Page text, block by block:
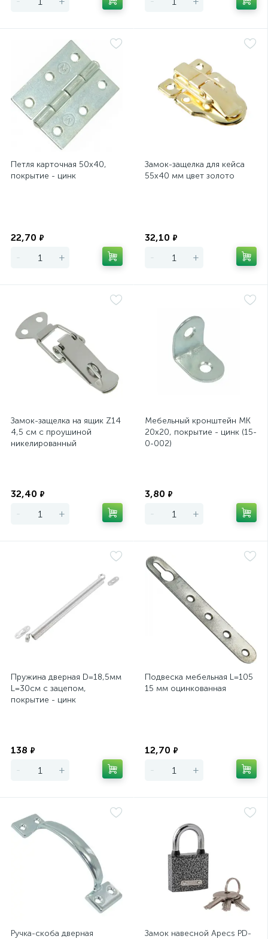
Петля карточная 50х40,
покрытие - цинк
22,70 ₽
- +
Замок-защелка для кейса
55х40 мм цвет золото
32,10 ₽
- +
Замок-защелка на ящик Z14
4,5 см с проушиной
никелированный
32,40 ₽
- +
Мебельный кронштейн МК
20х20, покрытие - цинк (15-
0-002)
3,80 ₽
- +
Пружина дверная D=18,5мм
L=30см с зацепом,
покрытие - цинк
138 ₽
- +
Подвеска мебельная L=105
15 мм оцинкованная
12,70 ₽
- +
Ручка-скоба дверная
Замок навесной Apecs PD-